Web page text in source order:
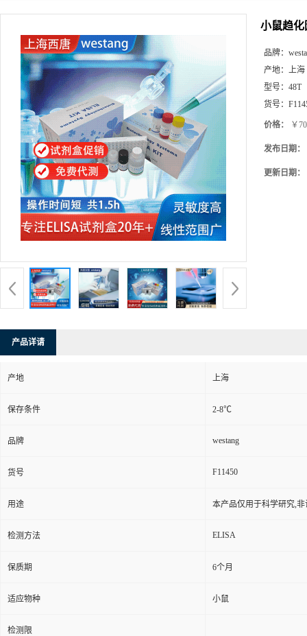
小鼠趋化
品牌：
产地： 上海
型号： 48T
货号：
价格： ￥
发布日期：
更新日期：
产品详请
产地 上海
保存条件 2-8℃
品牌 westang
货号 F11450
用途 本产品仅用于科学研究,
检测方法 ELISA
保质期 6个月
适应物种 小鼠
检测限